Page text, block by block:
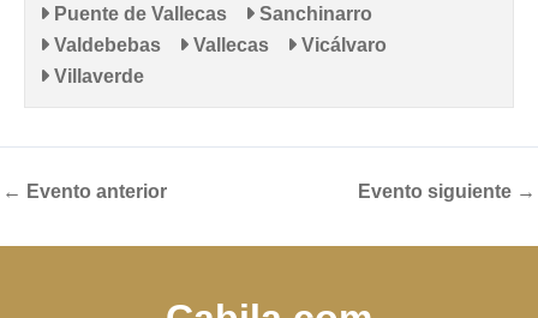
Puente de Vallecas
Sanchinarro
Valdebebas
Vallecas
Vicálvaro
Villaverde
← Evento anterior Evento siguiente →